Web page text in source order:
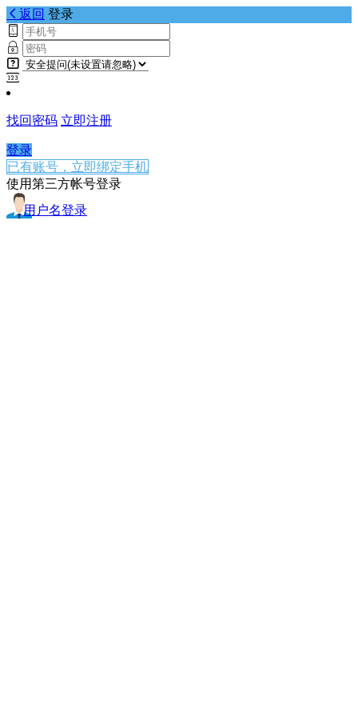
返回 登录
找回密码 立即注册
登录
已有账号，立即绑定手机
使用第三方帐号登录
用户名登录